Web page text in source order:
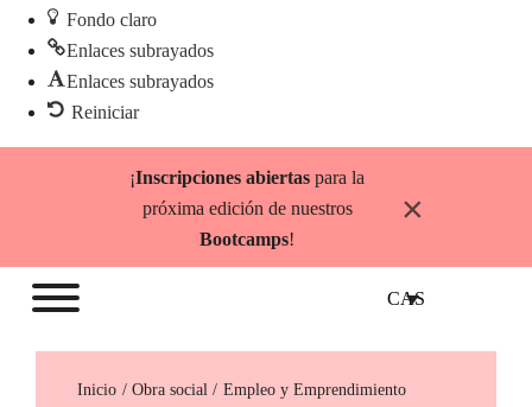
Fondo claro
Enlaces subrayados
Enlaces subrayados
Reiniciar
¡Inscripciones abiertas para la
próxima edición de nuestros
Bootcamps!
×
CAS
Inicio Empleo y Emprendimiento